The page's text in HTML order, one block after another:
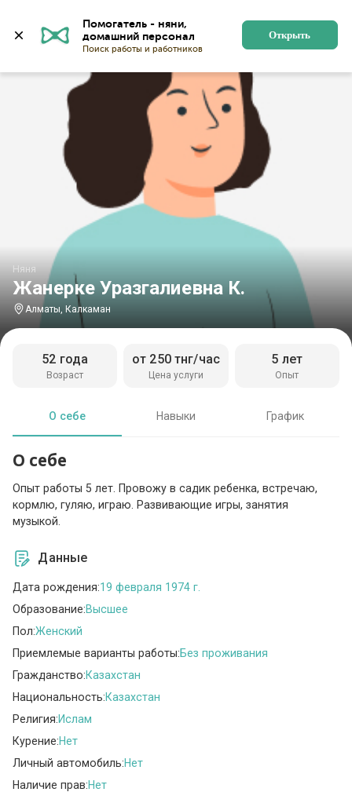
Помогатель - няни,
Поиск работы и работников
Открыть
Жанерке Уразгалиевна К.
Няня
Алматы, Калкаман
Возраст
52 года
Цена услуги
от 250 тнг/час
Опыт
5 лет
О себе Навыки График
О себе
Опыт работы 5 лет. Провожу в садик ребенка, встречаю,
кормлю, гуляю, играю. Развивающие игры, занятия
музыкой.
Данные
Дата рождения:19 февраля 1974 г.
Образование:Высшее
Пол:Женский
Приемлемые варианты работы:Без проживания
Гражданство:Казахстан
Национальность:Казахстан
Религия:Ислам
Курение:Нет
Личный автомобиль:Нет
Наличие прав:Нет